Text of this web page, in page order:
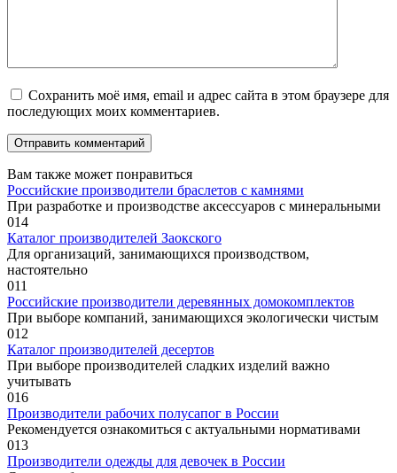
Сохранить моё имя, email и адрес сайта в этом браузере для
последующих моих комментариев.
Вам также может понравиться
Российские производители браслетов с камнями
При разработке и производстве аксессуаров с минеральными
014
Каталог производителей Заокского
Для организаций, занимающихся производством,
настоятельно
011
Российские производители деревянных домокомплектов
При выборе компаний, занимающихся экологически чистым
012
Каталог производителей десертов
При выборе производителей сладких изделий важно
учитывать
016
Производители рабочих полусапог в России
Рекомендуется ознакомиться с актуальными нормативами
013
Производители одежды для девочек в России